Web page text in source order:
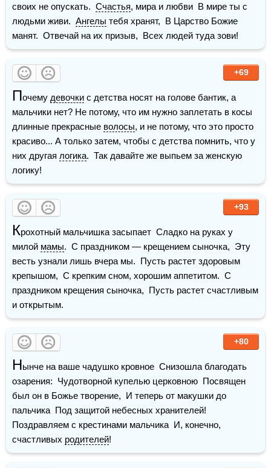
своих не опускать. Счастья, мира и любви  В мире ты с
людьми живи. Ангелы тебя хранят,  В Царство Божие
манят.  Отвечай на их призыв,  Всех людей туда зови!
+69
Почему девочки с детства носят на голове бантик, а
мальчики нет? Не потому, что им нужно заплетать в косы
длинные прекрасные волосы, и не потому, что это просто
красиво... А только затем, чтобы с детства помнить, что у
них другая логика.  Так давайте же выпьем за женскую
логику!
+93
Крохотный мальчишка засыпает  Сладко на руках у
милой мамы.  С праздником — крещением сыночка,  Эту
весть узнали лишь вчера мы.  Пусть растет здоровым
крепышом,  С крепким сном, хорошим аппетитом.  С
праздником крещения сыночка,  Пусть растет счастливым
и открытым.
+80
Нынче на ваше чадушко кровное  Снизошла благодать
озарения:  Чудотворной купелью церковною  Посвящен
был он в Божье творение,  И теперь от макушки до
пальчика  Под защитой небесных хранителей!
Поздравляем с крестинами мальчика  И, конечно,
счастливых родителей!